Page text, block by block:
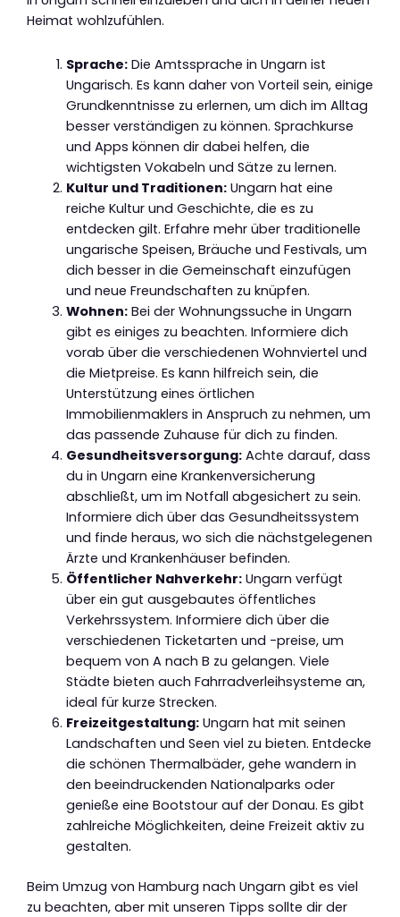
Heimat wohlzufühlen.
Sprache:Die Amtssprache in Ungarn ist
Ungarisch. Es kann daher von Vorteil sein, einige
Grundkenntnisse zu erlernen, um dich im Alltag
besser verständigen zu können. Sprachkurse
und Apps können dir dabei helfen, die
wichtigsten Vokabeln und Sätze zu lernen.
Kultur und Traditionen:Ungarn hat eine
reiche Kultur und Geschichte, die es zu
entdecken gilt. Erfahre mehr über traditionelle
ungarische Speisen, Bräuche und Festivals, um
dich besser in die Gemeinschaft einzufügen
und neue Freundschaften zu knüpfen.
Wohnen:Bei der Wohnungssuche in Ungarn
gibt es einiges zu beachten. Informiere dich
vorab über die verschiedenen Wohnviertel und
die Mietpreise. Es kann hilfreich sein, die
Unterstützung eines örtlichen
Immobilienmaklers in Anspruch zu nehmen, um
das passende Zuhause für dich zu finden.
Gesundheitsversorgung:Achte darauf, dass
du in Ungarn eine Krankenversicherung
abschließt, um im Notfall abgesichert zu sein.
Informiere dich über das Gesundheitssystem
und finde heraus, wo sich die nächstgelegenen
Ärzte und Krankenhäuser befinden.
Öffentlicher Nahverkehr:Ungarn verfügt
über ein gut ausgebautes öffentliches
Verkehrssystem. Informiere dich über die
verschiedenen Ticketarten und -preise, um
bequem von A nach B zu gelangen. Viele
Städte bieten auch Fahrradverleihsysteme an,
ideal für kurze Strecken.
Freizeitgestaltung:Ungarn hat mit seinen
Landschaften und Seen viel zu bieten. Entdecke
die schönen Thermalbäder, gehe wandern in
den beeindruckenden Nationalparks oder
genieße eine Bootstour auf der Donau. Es gibt
zahlreiche Möglichkeiten, deine Freizeit aktiv zu
gestalten.
Beim Umzug von Hamburg nach Ungarn gibt es viel
zu beachten, aber mit unseren Tipps sollte dir der